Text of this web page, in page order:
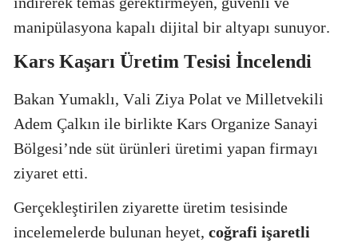
manipülasyona kapalı dijital bir altyapı sunuyor.
Kars Kaşarı Üretim Tesisi İncelendi
Bakan Yumaklı, Vali Ziya Polat ve Milletvekili
Adem Çalkın ile birlikte Kars Organize Sanayi
Bölgesi’nde süt ürünleri üretimi yapan firmayı
ziyaret etti.
Gerçekleştirilen ziyarette üretim tesisinde
incelemelerde bulunan heyet, coğrafi işaretli